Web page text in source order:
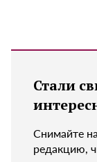
Стали
Снимайте
редакцию,